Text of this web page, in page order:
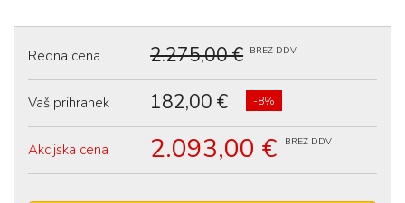
Redna cena 2.275,00 € BREZ DDV
Vaš prihranek 182,00 € -8%
Akcijska cena 2.093,00 € BREZ DDV